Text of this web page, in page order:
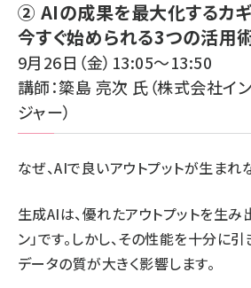
② AIの成果を最大化するカギ
今すぐ始められる3つの活用
9月26日（金）13:05～13:50
講師：簗島 亮次 氏（株式会社イ
ジャー）
なぜ、AIで良いアウトプットが生まれ
生成AIは、優れたアウトプットを生み
ン」です。しかし、その性能を十分に
データの質が大きく影響します。